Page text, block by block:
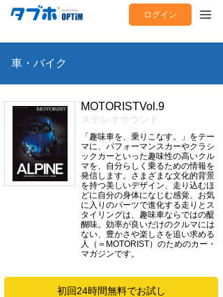
ログイン
車・バイク
MOTORISTVol.9
ステレオサウンド
「趣味車を、乗りこなす。」をテー
マに、パフォーマンスカーやクラシ
ックカーといった趣味性の高いクル
マを、自分らしく乗るための情報を
発信します。さまざまな文化的背景
を持つ美しいデザイン、走り込むほ
どに自分の身体になじむ感覚、お気
に入りのパーツで進化する走りとス
タイリングは、趣味車ならではの醍
醐味。効率が良いだけのクルマには
ない、豊かさや楽しさを追い求める
人（＝MOTORIST）のためのカー・
マガジンです。
初回24時間無料でお試し